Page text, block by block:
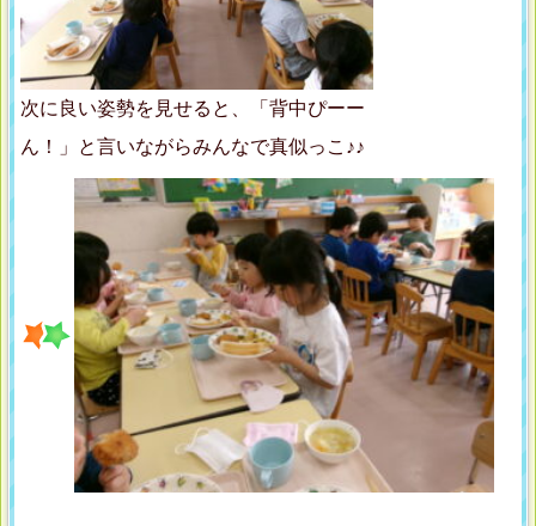
次に良い姿勢を見せると、「背中ぴーー
ん！」と言いながらみんなで真似っこ♪♪